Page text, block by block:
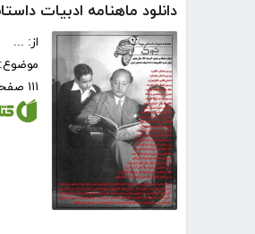
دانلود ماهنامه ادبیات
از: ...
موضوع:
۱۱۱ صفحه